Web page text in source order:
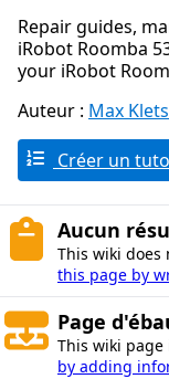
Repair guides,
iRobot Roomba
your iRobot
Auteur : Max
Créer un
Aucun
This wiki does
this page by
Page
This wiki page
by adding